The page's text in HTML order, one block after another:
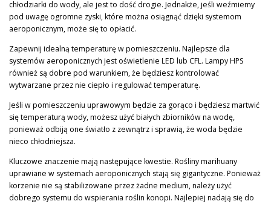
chłodziarki do wody, ale jest to dość drogie. Jednakże, jeśli weźmiemy
pod uwagę ogromne zyski, które można osiągnąć dzięki systemom
aeroponicznym, może się to opłacić.
Zapewnij idealną temperaturę w pomieszczeniu. Najlepsze dla
systemów aeroponicznych jest oświetlenie LED lub CFL. Lampy HPS
również są dobre pod warunkiem, że będziesz kontrolować
wytwarzane przez nie ciepło i regulować temperaturę.
Jeśli w pomieszczeniu uprawowym będzie za gorąco i będziesz martwić
się temperaturą wody, możesz użyć białych zbiorników na wodę,
ponieważ odbiją one światło z zewnątrz i sprawią, że woda będzie
nieco chłodniejsza.
Kluczowe znaczenie mają następujące kwestie. Rośliny marihuany
uprawiane w systemach aeroponicznych stają się gigantyczne. Ponieważ
korzenie nie są stabilizowane przez żadne medium, należy użyć
dobrego systemu do wspierania roślin konopi. Najlepiej nadają się do